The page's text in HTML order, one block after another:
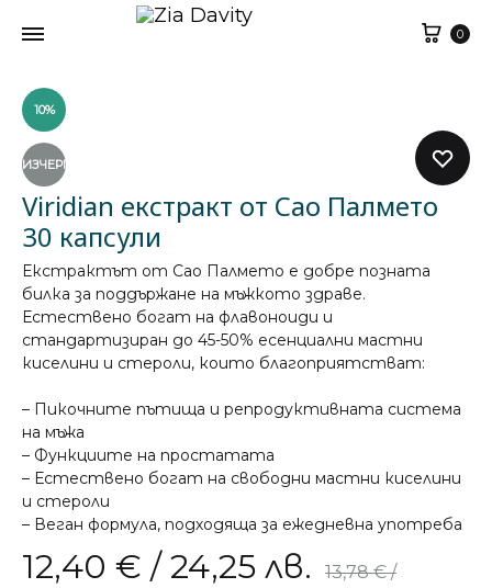
0
10%
ИЗЧЕРПАН
Viridian екстракт от Сао Палмето
30 капсули
Екстрактът от Сао Палмето е добре позната
билка за поддържане на мъжкото здраве.
Естествено богат на флавоноиди и
стандартизиран до 45-50% есенциални мастни
киселини и стероли, които благоприятстват:
– Пикочните пътища и репродуктивната система
на мъжа
– Функциите на простатата
– Естествено богат на свободни мастни киселини
и стероли
– Веган формула, подходяща за ежедневна употреба
12,40 € / 24,25 лв. 13,78€/